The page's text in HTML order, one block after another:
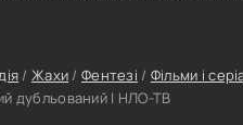
табору. Мало кому відомо, але
темних сил. Демони,
/Жахи / Фентезі / Фільми і
дубльований | НЛО-ТВ